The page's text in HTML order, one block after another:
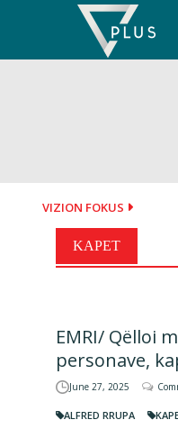
VIZION FOKUS
KAPET
EMRI/ Qëlloi
personave,
June 27, 2025
ALFRED RRUPA